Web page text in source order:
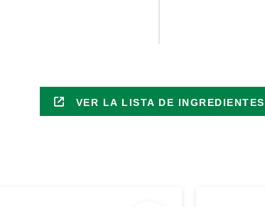
VER LA LISTA DE INGREDIENTES